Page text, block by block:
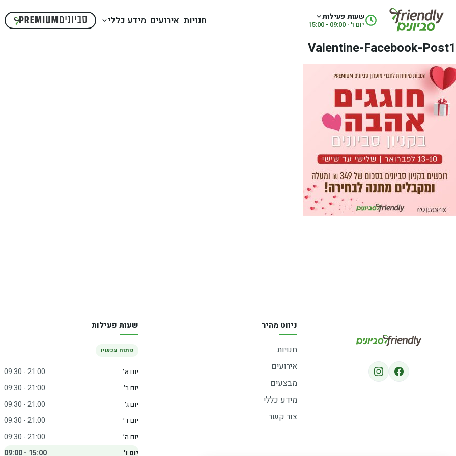
שעות פעילות
יום ו׳ · 09:00 - 15:00 חנויות אירועים מידע כללי
Valentine-Facebook-Post1
ניווט מהיר
חנויות
אירועים
מבצעים
מידע כללי
צור קשר
שעות פעילות
פתוח עכשיו
יום א׳
09:30 - 21:00
יום ב׳
09:30 - 21:00
יום ג׳
09:30 - 21:00
יום ד׳
09:30 - 21:00
יום ה׳
09:30 - 21:00
יום ו׳
09:00 - 15:00